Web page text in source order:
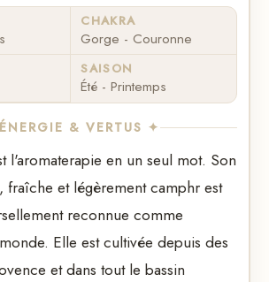
CHAKRA
Gorge - Couronne
SAISON
Été - Printemps
& VERTUS ✦
l'aromaterapie en un seul mot. Son
fraîche et légèrement camphr est
reconnue comme
Elle est cultivée depuis des
et dans tout le bassin